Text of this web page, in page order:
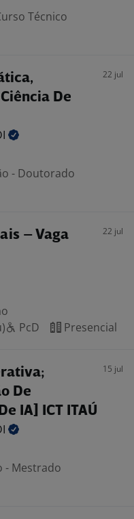
Técnico
De
22 jul
- Doutorado
– Vaga
22 jul
PcD Presencial
De
IA] ICT ITAÚ
15 jul
- Mestrado